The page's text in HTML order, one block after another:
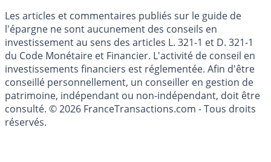
Les articles et commentaires publiés sur le guide de
l'épargne ne sont aucunement des conseils en
investissement au sens des articles L. 321-1 et D. 321-1
du Code Monétaire et Financier. L'activité de conseil en
investissements financiers est réglementée. Afin d'être
conseillé personnellement, un conseiller en gestion de
patrimoine, indépendant ou non-indépendant, doit être
consulté. © 2026 FranceTransactions.com - Tous droits
réservés.